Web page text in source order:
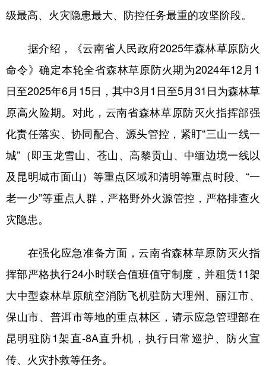
级最高、火灾隐患最大、防控任务最重的攻坚阶段。
据介绍，《云南省人民政府2025年森林草原防火
命令》确定本轮全省森林草原防火期为2024年12月1
日至2025年6月15日，其中3月1日至5月31日为森林草
原高火险期。对此，云南省森林草原防灭火指挥部强
化责任落实、协同配合、源头管控，紧盯“三山一线一
城”（即玉龙雪山、苍山、高黎贡山、中缅边境一线以
及昆明城市面山）等重点区域和清明等重点时段、“一
老一少”等重点人群，严格野外火源管控，严格排查火
灾隐患。
在强化应急准备方面，云南省森林草原防灭火指
挥部严格执行24小时联合值班值守制度，并租赁11架
大中型森林草原航空消防飞机驻防大理州、丽江市、
保山市、普洱市等地的重点林区，请示应急管理部在
昆明驻防1架直-8A直升机，执行日常巡护、防火宣
传、火灾扑救等任务。